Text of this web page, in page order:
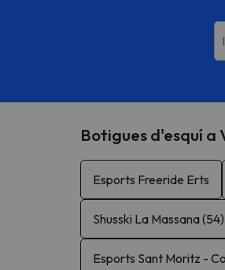
Botigues d'esquí
Esports Freeride Erts
Shusski La Massana
Esports Sant Moritz -